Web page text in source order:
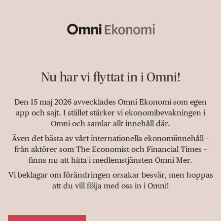
Nu har vi flyttat in i Omni!
Den 15 maj 2026 avvecklades Omni Ekonomi som egen
app och sajt. I stället stärker vi ekonomibevakningen i
Omni och samlar allt innehåll där.
Även det bästa av vårt internationella ekonomiinnehåll –
från aktörer som The Economist och Financial Times –
finns nu att hitta i medlemstjänsten Omni Mer.
Vi beklagar om förändringen orsakar besvär, men hoppas
att du vill följa med oss in i Omni!